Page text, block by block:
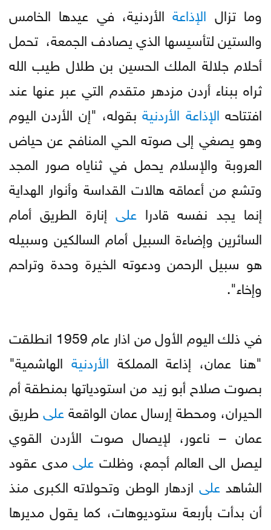
وما تزال الإذاعةالأردنية، في عيدها الخامس
والستين لتأسيسها الذي يصادف الجمعة، تحمل
أحلام جلالة الملك الحسين بن طلال طيب الله
ثراه ببناء أردن مزدهر متقدم التي عبر عنها عند
افتتاحه الإذاعة الأردنيةبقوله، "إن الأردن اليوم
وهو يصغي إلى صوته الحي المنافح عن حياض
العروبة والإسلام يحمل في ثناياه صور المجد
وتشع من أعماقه هالات القداسة وأنوار الهداية
إنما يجد نفسه قادراعلى إنارة الطريق أمام
السائرين وإضاءة السبيل أمام السالكين وسبيله
هو سبيل الرحمن ودعوته الخيرة وحدة وتراحم
وإخاء".
في ذلك اليوم الأول من اذار عام 1959 انطلقت
"هنا عمان، إذاعة المملكة الأردنية الهاشمية"
بصوت صلاح أبو زيد من استودياتها بمنطقة أم
الحيران، ومحطة إرسال عمان الواقعةعلىطريق
عمان – ناعور، لإيصال صوت الأردن القوي
ليصل الى العالم أجمع، وظلت علىمدى عقود
الشاهدعلى ازدهار الوطن وتحولاته الكبرى منذ
أن بدأت بأربعة ستوديوهات، كما يقول مديرها